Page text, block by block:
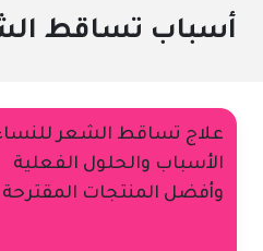
أسباب تساقط
علاج تساقط الشعر
الأسباب والحلول الفعلية
وأفضل المنتجات المقترحة